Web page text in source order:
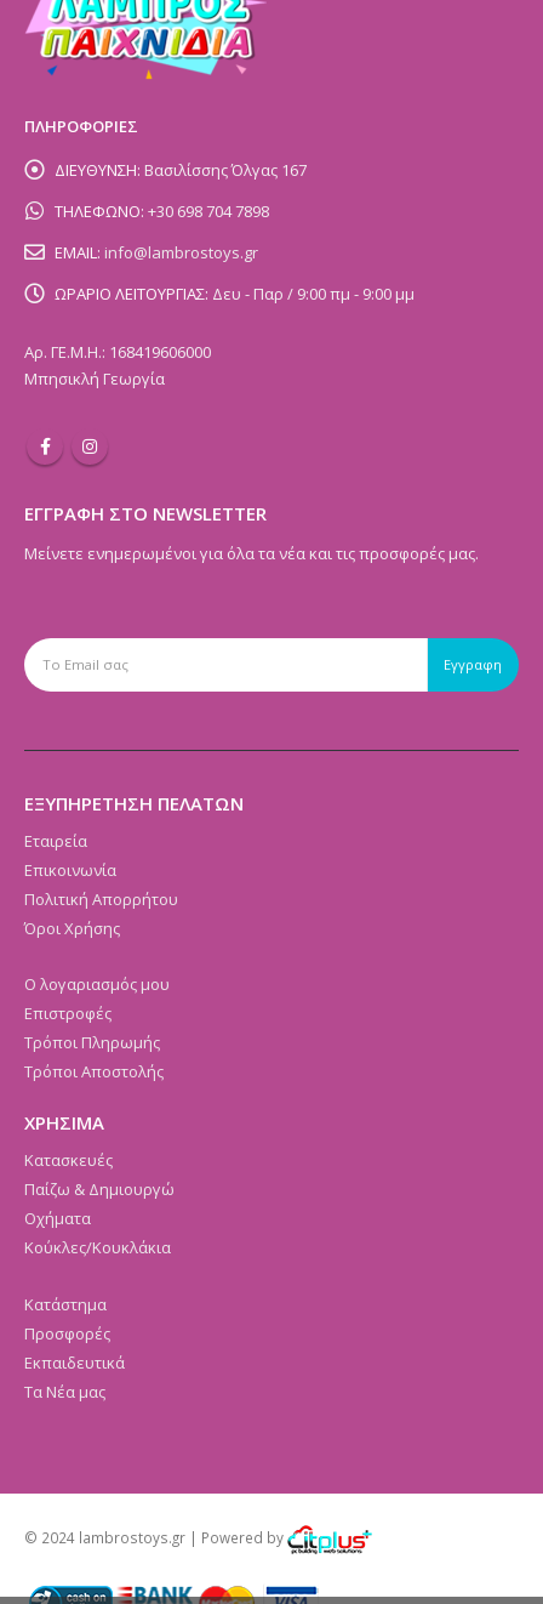
ΠΛΗΡΟΦΟΡΙΕΣ
ΔΙΕΥΘΥΝΣΗ: Βασιλίσσης Όλγας 167
ΤΗΛΕΦΩΝΟ: +30 698 704 7898
EMAIL: info@lambrostoys.gr
ΩΡΑΡΙΟ ΛΕΙΤΟΥΡΓΙΑΣ: Δευ - Παρ / 9:00 πμ - 9:00 μμ
Αρ. ΓΕ.Μ.Η.: 168419606000
Μπησικλή Γεωργία
ΕΓΓΡΑΦΗ ΣΤΟ NEWSLETTER
Μείνετε ενημερωμένοι για όλα τα νέα και τις προσφορές μας.
ΕΞΥΠΗΡΕΤΗΣΗ ΠΕΛΑΤΩΝ
Εταιρεία
Επικοινωνία
Πολιτική Απορρήτου
Όροι Χρήσης
Ο λογαριασμός μου
Επιστροφές
Τρόποι Πληρωμής
Τρόποι Αποστολής
ΧΡΗΣΙΜΑ
Κατασκευές
Παίζω & Δημιουργώ
Οχήματα
Κούκλες/Κουκλάκια
Κατάστημα
Προσφορές
Εκπαιδευτικά
Τα Νέα μας
© 2024 lambrostoys.gr | Powered by